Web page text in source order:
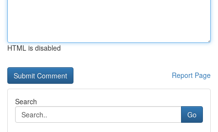
HTML is disabled
Report Page
Search
Go